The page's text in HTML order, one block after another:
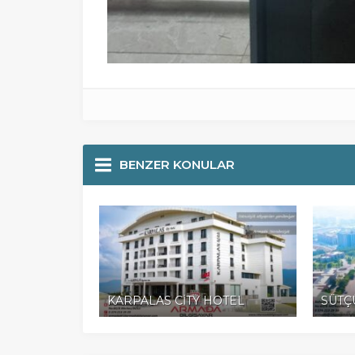
BENZER KONULAR
KARPALAS CİTY HOTEL